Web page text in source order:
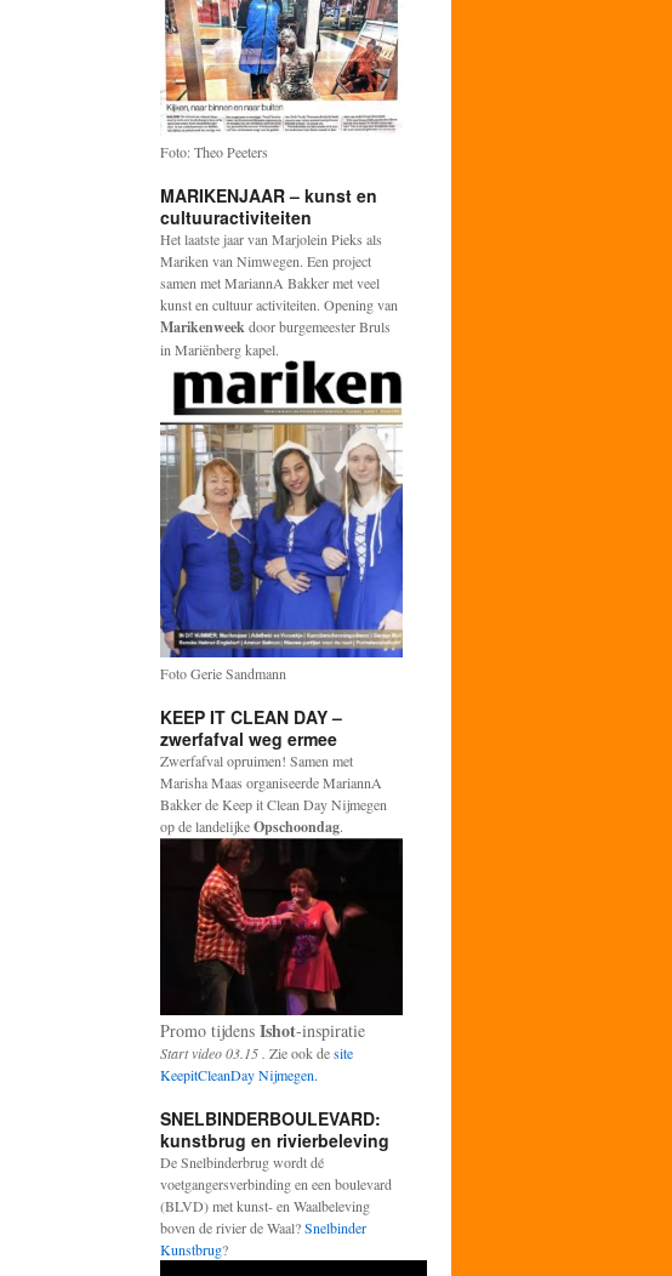
Foto: Theo Peeters
MARIKENJAAR – kunst en
cultuuractiviteiten
Het laatste jaar van Marjolein Pieks als
Mariken van Nimwegen. Een project
samen met MariannA Bakker met veel
kunst en cultuur activiteiten. Opening van
Marikenweekdoor burgemeester Bruls
in Mariënberg kapel.
Foto Gerie Sandmann
KEEP IT CLEAN DAY –
zwerfafval weg ermee
Zwerfafval opruimen! Samen met
Marisha Maas organiseerde MariannA
Bakker de Keep it Clean Day Nijmegen
op de landelijkeOpschoondag.
Promo tijdens Ishot-inspiratie
Start video 03.15 . Zie ook desite
KeepitCleanDay Nijmegen.
SNELBINDERBOULEVARD:
kunstbrug en rivierbeleving
De Snelbinderbrug wordt dé
voetgangersverbinding en een boulevard
(BLVD) met kunst- en Waalbeleving
boven de rivier de Waal?Snelbinder
Kunstbrug?